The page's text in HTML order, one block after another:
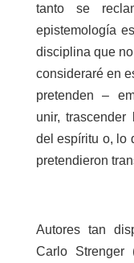
tanto se
epistemología
disciplina que
consideraré en
pretenden –
unir,
del espíritu o, lo
pretendieron
Autores tan
Carlo